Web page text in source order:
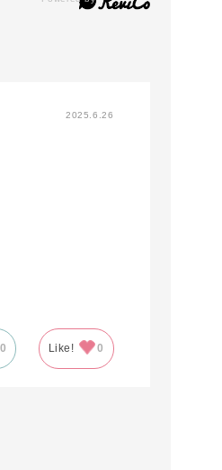
2025.6.26
0 Like! 0